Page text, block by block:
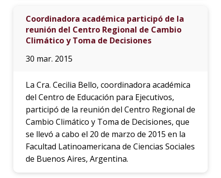
Coordinadora académica participó de la
reunión del Centro Regional de Cambio
Climático y Toma de Decisiones
30 mar. 2015
La Cra. Cecilia Bello, coordinadora académica
del Centro de Educación para Ejecutivos,
participó de la reunión del Centro Regional de
Cambio Climático y Toma de Decisiones, que
se llevó a cabo el 20 de marzo de 2015 en la
Facultad Latinoamericana de Ciencias Sociales
de Buenos Aires, Argentina.